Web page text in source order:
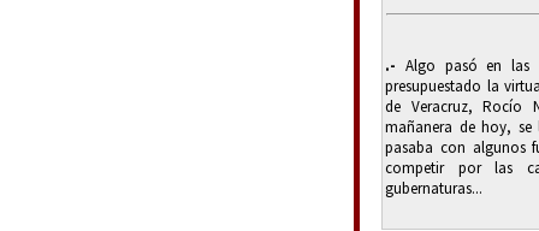
.- Algo pasó en las
presupuestado la
de Veracruz,
mañanera de hoy, se
pasaba con algunos
competir por las
gubernaturas...